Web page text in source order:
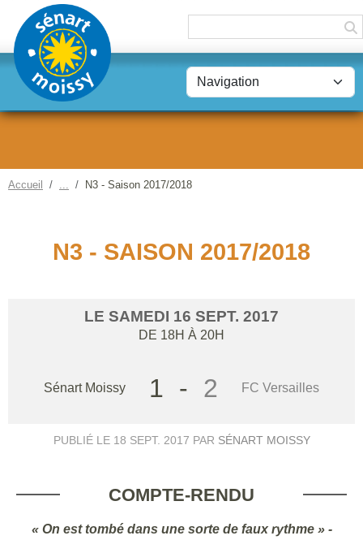
Accueil N3 - Saison 2017/2018
N3 - SAISON 2017/2018
LE SAMEDI 16 SEPT. 2017
DE 18H À 20H
Sénart Moissy 1 - 2 FC Versailles
PUBLIÉ LE 18 SEPT. 2017 PAR SÉNART MOISSY
COMPTE-RENDU
« On est tombé dans une sorte de faux rythme » -
Panneau de gestion des cookies